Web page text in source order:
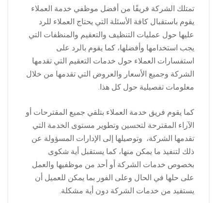
تمتلك الشركة فريقًا من أفضل موظفي خدمة العملاء
يقوم باستقبال كافة الأسئلة التي يحتاج العملاء للرد
عليها حول عمليات التنظيف والتعقيم والمنظفات التي
يجب استخدامها وأفضلها، كما يقوم بالرد على
استفسارات العملاء حول خدمات التعقيم التي تقدمها
الشركة وجميع الأسعار والعروض التي تقدمها من خلال
معلومات تفصيلية حول كل هذا.
كما يقوم فريق خدمة العملاء بتلقي جميع المقترحات أو
الآراء المقترحة لتحسين وتطوير مستوى الخدمة التي
تقدمها الشركة، وتوصيلها إلى الإدارات المسؤولة عن
ذلك لتنفيذ ما يمكن منها، كما يستقبل أية شكوى
بخصوص خدمات الشركة أو أحد من موظفيها والعمل
على حلها في الحال وعلى الفور بما يمكن للعميل أن
يستفيد من خدمات الشركة دون أية مشكلة.